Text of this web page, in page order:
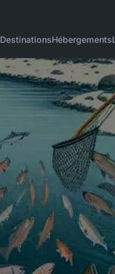
DestinationsHébergements